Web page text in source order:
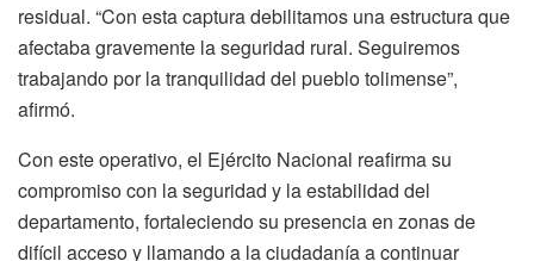
residual. “Con esta captura debilitamos una estructura que
afectaba gravemente la seguridad rural. Seguiremos
trabajando por la tranquilidad del pueblo tolimense”,
afirmó.
Con este operativo, el Ejército Nacional reafirma su
compromiso con la seguridad y la estabilidad del
departamento, fortaleciendo su presencia en zonas de
difícil acceso y llamando a la ciudadanía a continuar